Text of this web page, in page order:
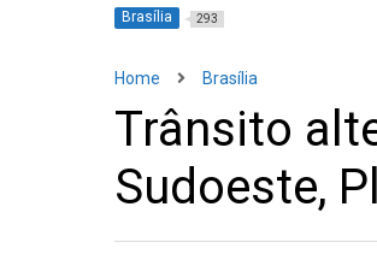
Brasília 293
Home Brasília
Trânsito
Sudoeste,